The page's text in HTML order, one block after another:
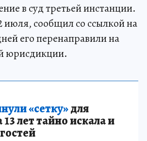
в суд третьей инстанции.
июля, сообщил со ссылкой на
его перенаправили на
юрисдикции.
«сетку»для
лет тайно искала и